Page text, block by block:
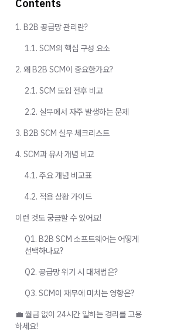
Contents
1. B2B 공급망 관리란?
1.1. SCM의 핵심 구성 요소
2. 왜 B2B SCM이 중요한가요?
2.1. SCM 도입 전후 비교
2.2. 실무에서 자주 발생하는 문제
3. B2B SCM 실무 체크리스트
4. SCM과 유사 개념 비교
4.1. 주요 개념 비교표
4.2. 적용 상황 가이드
이런 것도 궁금할 수 있어요!
Q1. B2B SCM 소프트웨어는 어떻게
선택하나요?
Q2. 공급망 위기 시 대처법은?
Q3. SCM이 재무에 미치는 영향은?
💼 월급 없이 24시간 일하는 경리를 고용
하세요!